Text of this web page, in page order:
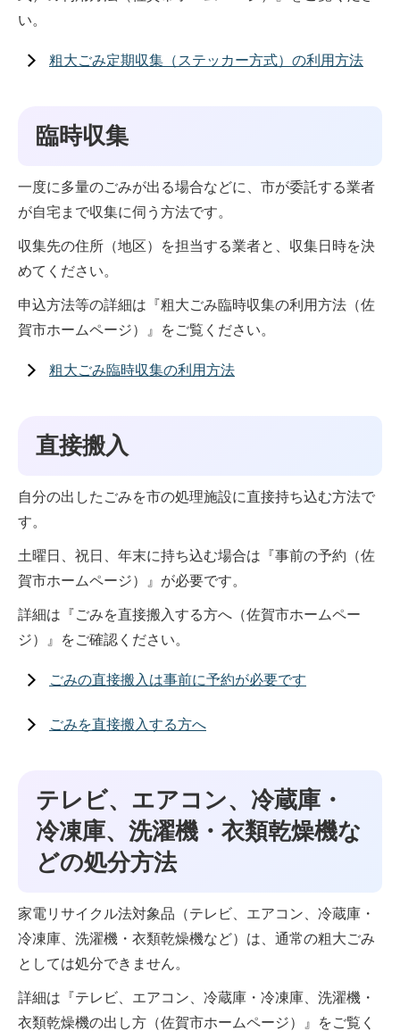
い。
粗大ごみ定期収集（ステッカー方式）の利用方法
臨時収集
一度に多量のごみが出る場合などに、市が委託する業者
が自宅まで収集に伺う方法です。
収集先の住所（地区）を担当する業者と、収集日時を決
めてください。
申込方法等の詳細は『粗大ごみ臨時収集の利用方法（佐
賀市ホームページ）』をご覧ください。
粗大ごみ臨時収集の利用方法
直接搬入
自分の出したごみを市の処理施設に直接持ち込む方法で
す。
土曜日、祝日、年末に持ち込む場合は『事前の予約（佐
賀市ホームページ）』が必要です。
詳細は『ごみを直接搬入する方へ（佐賀市ホームペー
ジ）』をご確認ください。
ごみの直接搬入は事前に予約が必要です
ごみを直接搬入する方へ
テレビ、エアコン、冷蔵庫・
冷凍庫、洗濯機・衣類乾燥機な
どの処分方法
家電リサイクル法対象品（テレビ、エアコン、冷蔵庫・
冷凍庫、洗濯機・衣類乾燥機など）は、通常の粗大ごみ
としては処分できません。
詳細は『テレビ、エアコン、冷蔵庫・冷凍庫、洗濯機・
衣類乾燥機の出し方（佐賀市ホームページ）』をご覧く